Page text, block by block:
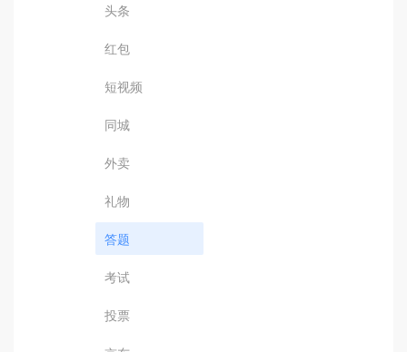
头条
红包
短视频
同城
外卖
礼物
答题
考试
投票